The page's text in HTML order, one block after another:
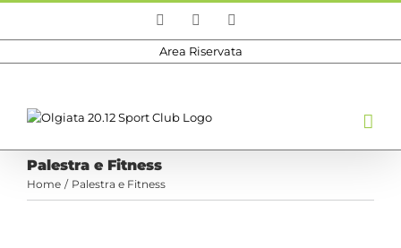
FacebookInstagram
Area Riservata
Palestra e Fitness
Home Palestra e Fitness